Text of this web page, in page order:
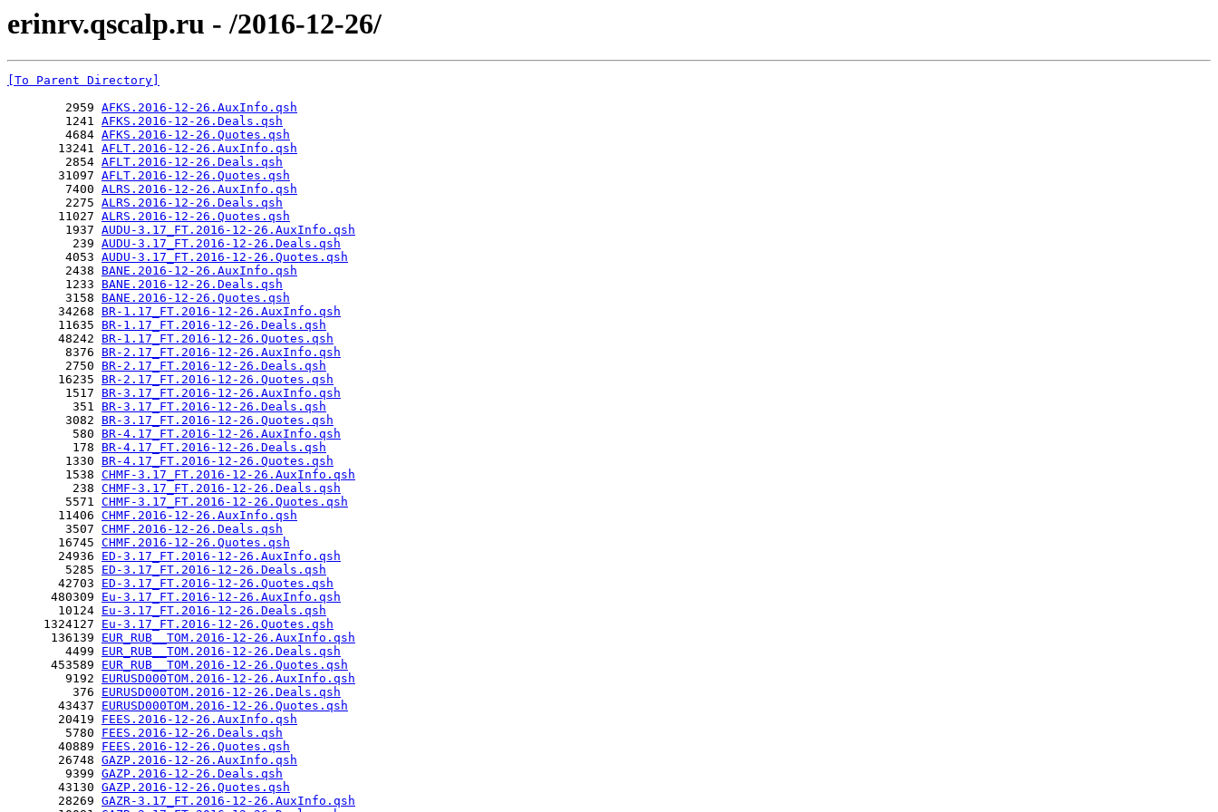
erinrv.qscalp.ru - /2016-12-26/
[To Parent Directory]
        2959
AFKS.2016-12-26.AuxInfo.qsh
        1241
AFKS.2016-12-26.Deals.qsh
        4684
AFKS.2016-12-26.Quotes.qsh
       13241
AFLT.2016-12-26.AuxInfo.qsh
        2854
AFLT.2016-12-26.Deals.qsh
       31097
AFLT.2016-12-26.Quotes.qsh
        7400
ALRS.2016-12-26.AuxInfo.qsh
        2275
ALRS.2016-12-26.Deals.qsh
       11027
ALRS.2016-12-26.Quotes.qsh
        1937
AUDU-3.17_FT.2016-12-26.AuxInfo.qsh
         239
AUDU-3.17_FT.2016-12-26.Deals.qsh
        4053
AUDU-3.17_FT.2016-12-26.Quotes.qsh
        2438
BANE.2016-12-26.AuxInfo.qsh
        1233
BANE.2016-12-26.Deals.qsh
        3158
BANE.2016-12-26.Quotes.qsh
       34268
BR-1.17_FT.2016-12-26.AuxInfo.qsh
       11635
BR-1.17_FT.2016-12-26.Deals.qsh
       48242
BR-1.17_FT.2016-12-26.Quotes.qsh
        8376
BR-2.17_FT.2016-12-26.AuxInfo.qsh
        2750
BR-2.17_FT.2016-12-26.Deals.qsh
       16235
BR-2.17_FT.2016-12-26.Quotes.qsh
        1517
BR-3.17_FT.2016-12-26.AuxInfo.qsh
         351
BR-3.17_FT.2016-12-26.Deals.qsh
        3082
BR-3.17_FT.2016-12-26.Quotes.qsh
         580
BR-4.17_FT.2016-12-26.AuxInfo.qsh
         178
BR-4.17_FT.2016-12-26.Deals.qsh
        1330
BR-4.17_FT.2016-12-26.Quotes.qsh
        1538
CHMF-3.17_FT.2016-12-26.AuxInfo.qsh
         238
CHMF-3.17_FT.2016-12-26.Deals.qsh
        5571
CHMF-3.17_FT.2016-12-26.Quotes.qsh
       11406
CHMF.2016-12-26.AuxInfo.qsh
        3507
CHMF.2016-12-26.Deals.qsh
       16745
CHMF.2016-12-26.Quotes.qsh
       24936
ED-3.17_FT.2016-12-26.AuxInfo.qsh
        5285
ED-3.17_FT.2016-12-26.Deals.qsh
       42703
ED-3.17_FT.2016-12-26.Quotes.qsh
      480309
Eu-3.17_FT.2016-12-26.AuxInfo.qsh
       10124
Eu-3.17_FT.2016-12-26.Deals.qsh
     1324127
Eu-3.17_FT.2016-12-26.Quotes.qsh
      136139
EUR_RUB__TOM.2016-12-26.AuxInfo.qsh
        4499
EUR_RUB__TOM.2016-12-26.Deals.qsh
      453589
EUR_RUB__TOM.2016-12-26.Quotes.qsh
        9192
EURUSD000TOM.2016-12-26.AuxInfo.qsh
         376
EURUSD000TOM.2016-12-26.Deals.qsh
       43437
EURUSD000TOM.2016-12-26.Quotes.qsh
       20419
FEES.2016-12-26.AuxInfo.qsh
        5780
FEES.2016-12-26.Deals.qsh
       40889
FEES.2016-12-26.Quotes.qsh
       26748
GAZP.2016-12-26.AuxInfo.qsh
        9399
GAZP.2016-12-26.Deals.qsh
       43130
GAZP.2016-12-26.Quotes.qsh
       28269
GAZR-3.17_FT.2016-12-26.AuxInfo.qsh